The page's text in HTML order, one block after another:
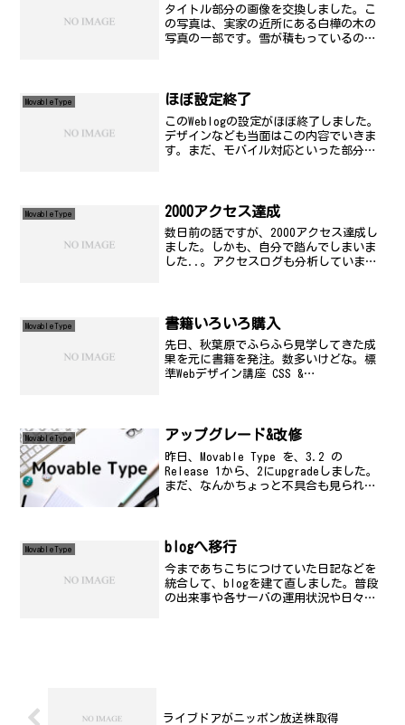
タイトル部分の画像を交換しました。こ
の写真は、実家の近所にある白樺の木の
写真の一部です。雪が積もっているのが
MovableType ほぼ設定終了
このWeblogの設定がほぼ終了しました。
デザインなども当面はこの内容でいきま
す。まだ、モバイル対応といった部分な
MovableType 2000アクセス達成
数日前の話ですが、2000アクセス達成し
ました。しかも、自分で踏んでしまいま
した..。アクセスログも分析しています
し役立つ記事を提...
MovableType 書籍いろいろ購入
先日、秋葉原でふらふら見学してきた成
果を元に書籍を発注。数多いけどな。標
準Webデザイン講座 CSS &
MovableType アップグレード&改修
昨日、Movable Type を、3.2 の
Release 1から、2にupgradeしました。
まだ、なんかちょっと不具合も見られる
MovableType blogへ移行
今まであちこちにつけていた日記などを
統合して、blogを建て直しました。普段
の出来事や各サーバの運用状況や日々の
ライブドアがニッポン放送株取得